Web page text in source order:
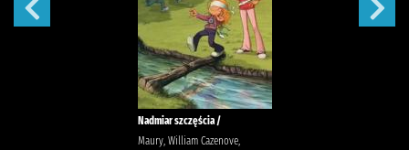
Nadmiar szczęścia /
Maury, William Cazenove,